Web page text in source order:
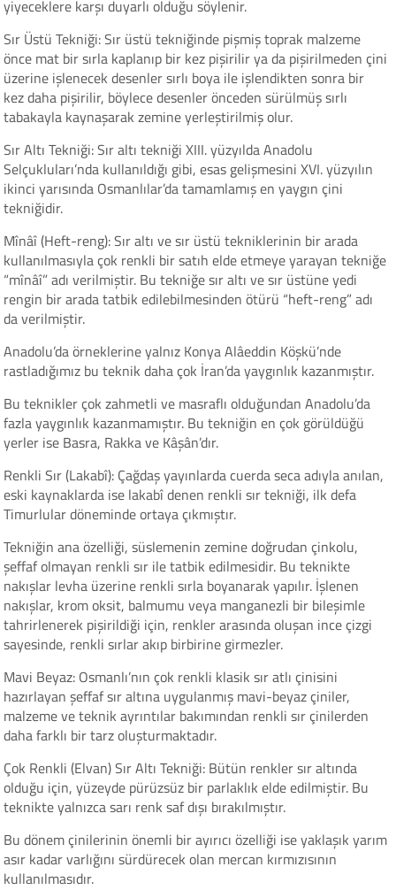
yiyeceklere karşı duyarlı olduğu söylenir.
Sır Üstü Tekniği: Sır üstü tekniğinde pişmiş toprak malzeme
önce mat bir sırla kaplanıp bir kez pişirilir ya da pişirilmeden çini
üzerine işlenecek desenler sırlı boya ile işlendikten sonra bir
kez daha pişirilir, böylece desenler önceden sürülmüş sırlı
tabakayla kaynaşarak zemine yerleştirilmiş olur.
Sır Altı Tekniği: Sır altı tekniği XIII. yüzyılda Anadolu
Selçukluları’nda kullanıldığı gibi, esas gelişmesini XVI. yüzyılın
ikinci yarısında Osmanlılar’da tamamlamış en yaygın çini
tekniğidir.
Mînâî (Heft-reng): Sır altı ve sır üstü tekniklerinin bir arada
kullanılmasıyla çok renkli bir satıh elde etmeye yarayan tekniğe
“mînâî” adı verilmiştir. Bu tekniğe sır altı ve sır üstüne yedi
rengin bir arada tatbik edilebilmesinden ötürü “heft-reng” adı
da verilmiştir.
Anadolu’da örneklerine yalnız Konya Alâeddin Köşkü’nde
rastladığımız bu teknik daha çok İran’da yaygınlık kazanmıştır.
Bu teknikler çok zahmetli ve masraflı olduğundan Anadolu’da
fazla yaygınlık kazanmamıştır. Bu tekniğin en çok görüldüğü
yerler ise Basra, Rakka ve Kâşân’dır.
Renkli Sır (Lakabî): Çağdaş yayınlarda cuerda seca adıyla anılan,
eski kaynaklarda ise lakabî denen renkli sır tekniği, ilk defa
Timurlular döneminde ortaya çıkmıştır.
Tekniğin ana özelliği, süslemenin zemine doğrudan çinkolu,
şeffaf olmayan renkli sır ile tatbik edilmesidir. Bu teknikte
nakışlar levha üzerine renkli sırla boyanarak yapılır. İşlenen
nakışlar, krom oksit, balmumu veya manganezli bir bileşimle
tahrirlenerek pişirildiği için, renkler arasında oluşan ince çizgi
sayesinde, renkli sırlar akıp birbirine girmezler.
Mavi Beyaz: Osmanlı’nın çok renkli klasik sır atlı çinisini
hazırlayan şeffaf sır altına uygulanmış mavi-beyaz çiniler,
malzeme ve teknik ayrıntılar bakımından renkli sır çinilerden
daha farklı bir tarz oluşturmaktadır.
Çok Renkli (Elvan) Sır Altı Tekniği: Bütün renkler sır altında
olduğu için, yüzeyde pürüzsüz bir parlaklık elde edilmiştir. Bu
teknikte yalnızca sarı renk saf dışı bırakılmıştır.
Bu dönem çinilerinin önemli bir ayırıcı özelliği ise yaklaşık yarım
asır kadar varlığını sürdürecek olan mercan kırmızısının
kullanılmasıdır.